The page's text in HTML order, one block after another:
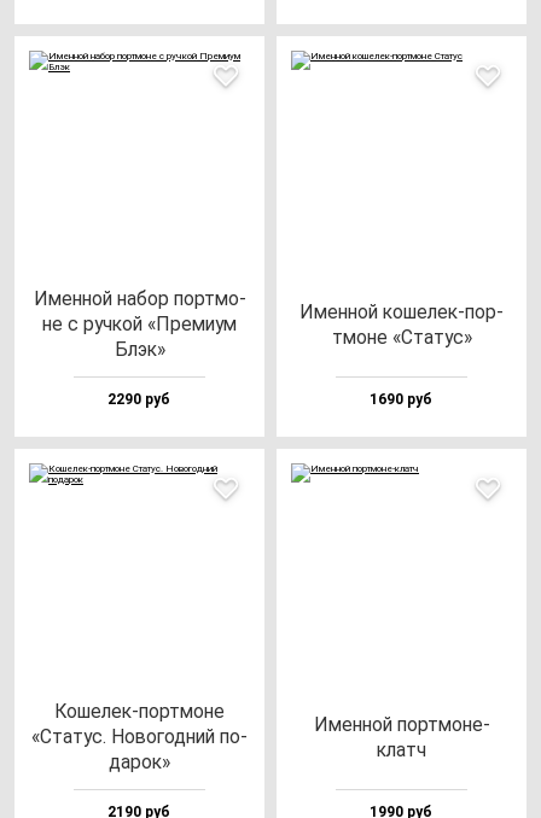
Имен­ной на­бор пор­тмо­
не с руч­кой «Пре­ми­ум
Блэк»
2290 руб
Имен­ной ко­ше­лек-пор­
тмо­не «Ста­тус»
1690 руб
Коше­лек-пор­тмо­не
«Ста­тус. Ново­год­ний по­
да­рок»
2190 руб
Имен­ной пор­тмо­не-
клатч
1990 руб